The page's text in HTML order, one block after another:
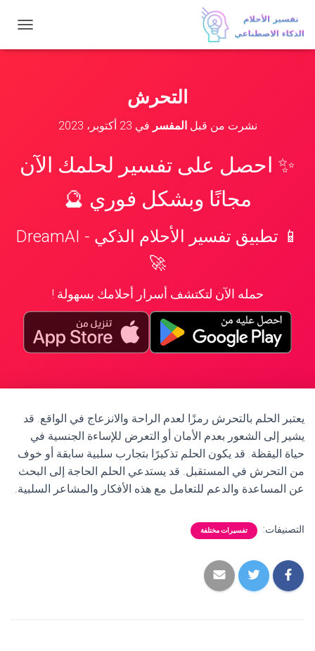
ب
ل
التحرش
نشرت من قبلالمفسر في 23 أكتوبر، 2023
✨ احصل على تفسير لحلمك الآن
مجانًا وبشكل فوري 🔮
📱 تطبيق تفسير الأحلام الذكي - DreamAI
🚀
حمله الآن لتكتشف أسرار أحلامك بسهولة !
يعتبر الحلم بالتحرش رمزًا لعدم الراحة والانزعاج في الواقع. قد
يشير إلى الشعور بعدم الأمان أو التعرض للإساءة الجنسية في
حياة اليقظة. قد يكون الحلم تذكيرًا بتجارب سلبية سابقة أو خوف
من التحرش في المستقبل. قد يستدعي الحلم الحاجة إلى البحث
عن المساعدة والدعم للتعامل مع هذه الأفكار والمشاعر السلبية.
التصنيفات: تفسيرات مختلفة